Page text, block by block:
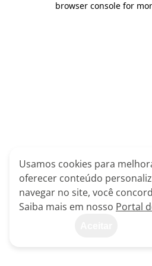
browser console for
Usamos cookies para
oferecer conteúdo
navegar no site, você
Saiba mais em nosso Portal